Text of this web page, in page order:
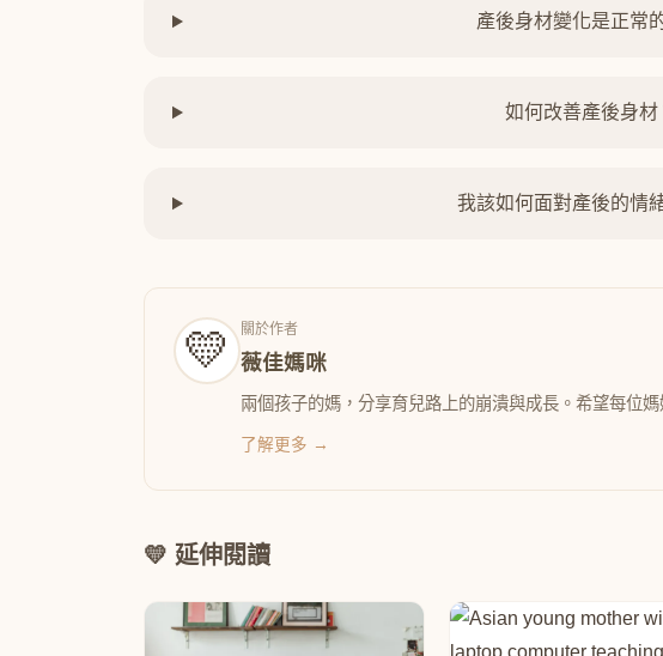
產後身材變化是正常
如何改善產後身材
我該如何面對產後的情
💛 關於作者
薇佳媽咪
兩個孩子的媽，分享育兒路上的崩潰與成長。希望每位
了解更多 →
💛 延伸閱讀